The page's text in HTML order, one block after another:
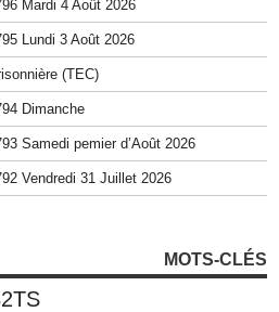
Mardi 4 Août 2026
Lundi 3 Août 2026
(TEC)
Dimanche
Samedi pemier d’Août 2026
Vendredi 31 Juillet 2026
MOTS-CLÉS